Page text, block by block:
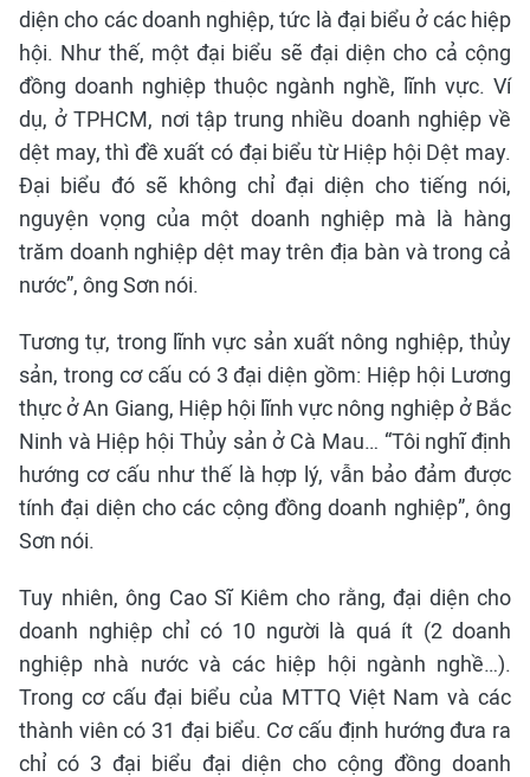
diện cho các doanh nghiệp, tức là đại biểu ở các hiệp
hội. Như thế, một đại biểu sẽ đại diện cho cả cộng
đồng doanh nghiệp thuộc ngành nghề, lĩnh vực. Ví
dụ, ở TPHCM, nơi tập trung nhiều doanh nghiệp về
dệt may, thì đề xuất có đại biểu từ Hiệp hội Dệt may.
Đại biểu đó sẽ không chỉ đại diện cho tiếng nói,
nguyện vọng của một doanh nghiệp mà là hàng
trăm doanh nghiệp dệt may trên địa bàn và trong cả
nước”, ông Sơn nói.
Tương tự, trong lĩnh vực sản xuất nông nghiệp, thủy
sản, trong cơ cấu có 3 đại diện gồm: Hiệp hội Lương
thực ở An Giang, Hiệp hội lĩnh vực nông nghiệp ở Bắc
Ninh và Hiệp hội Thủy sản ở Cà Mau… “Tôi nghĩ định
hướng cơ cấu như thế là hợp lý, vẫn bảo đảm được
tính đại diện cho các cộng đồng doanh nghiệp”, ông
Sơn nói.
Tuy nhiên, ông Cao Sĩ Kiêm cho rằng, đại diện cho
doanh nghiệp chỉ có 10 người là quá ít (2 doanh
nghiệp nhà nước và các hiệp hội ngành nghề…).
Trong cơ cấu đại biểu của MTTQ Việt Nam và các
thành viên có 31 đại biểu. Cơ cấu định hướng đưa ra
chỉ có 3 đại biểu đại diện cho cộng đồng doanh